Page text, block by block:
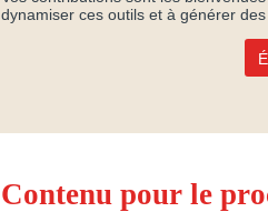
dynamiser ces outils et à générer
Contenu pour le